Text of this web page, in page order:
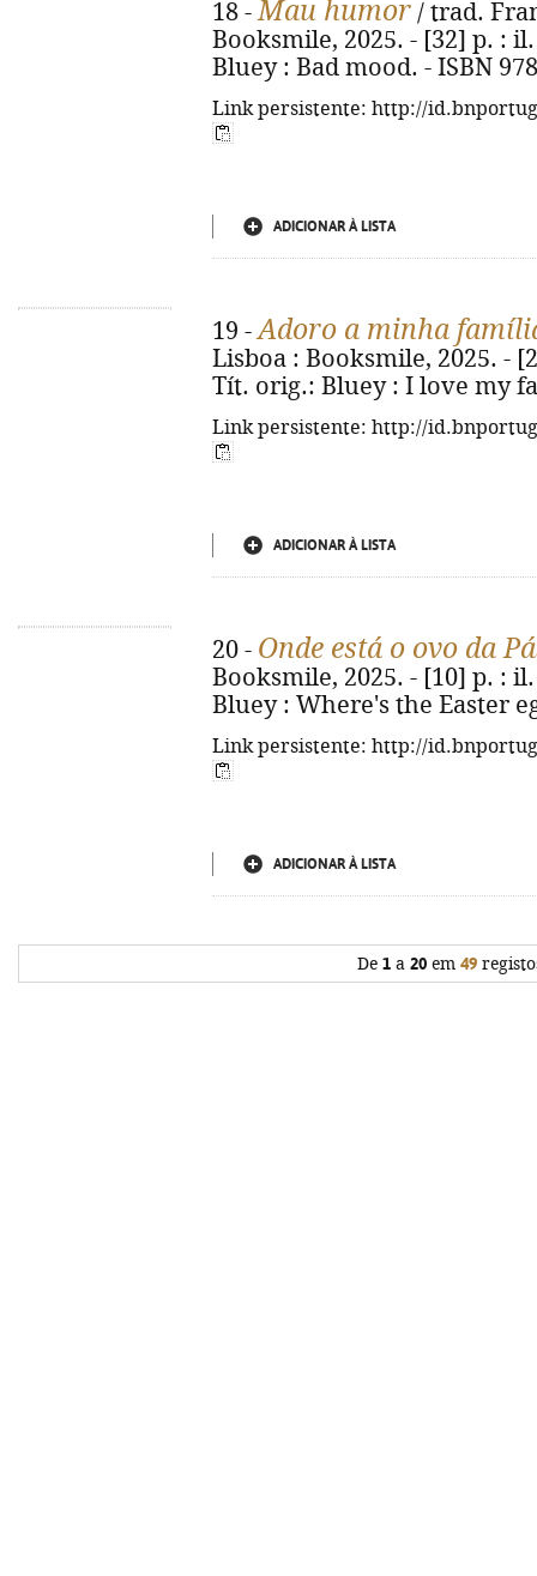
18 -Mau humor / trad.
Booksmile, 2025. - [32] p. :
Bluey : Bad mood. - ISBN
Link persistente: http://
ADICIONAR À LISTA
19 -Adoro a minha
Lisboa : Booksmile, 2025. -
Tít. orig.: Bluey : I love my
Link persistente: http://
ADICIONAR À LISTA
20 - Onde está o ovo da
Booksmile, 2025. - [10] p. :
Bluey : Where's the Easter
Link persistente: http://
ADICIONAR À LISTA
De 1a 20em 49